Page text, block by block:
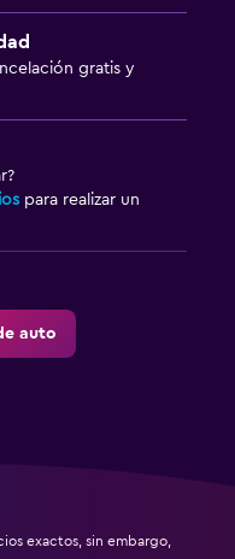
gratis y
para realizar un
auto
exactos, sin embargo,